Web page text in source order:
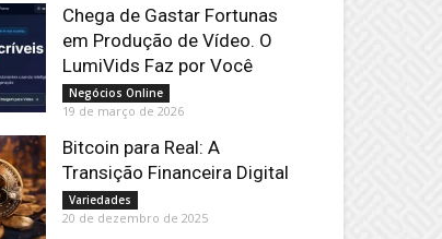
Chega de Gastar Fortunas
em Produção de Vídeo. O
LumiVids Faz por Você
Negócios Online
19 de março de 2026
Bitcoin para Real: A
Transição Financeira Digital
Variedades
20 de dezembro de 2025